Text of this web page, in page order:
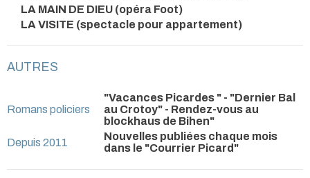
LA MAIN DE DIEU (opéra Foot)
LA VISITE (spectacle pour appartement)
AUTRES
Romans policiers
"Vacances Picardes " - "Dernier Bal
au Crotoy" - Rendez-vous au
blockhaus de Bihen"
Depuis 2011
Nouvelles publiées chaque mois
dans le "Courrier Picard"